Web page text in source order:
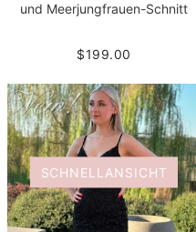
und Meerjungfrauen-Schnitt
$199.00
SCHNELLANSICHT